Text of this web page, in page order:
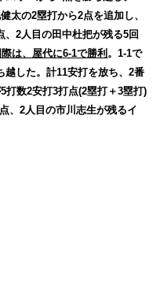
太の2塁打から2点を追加し、
2人目の田中杜把が残る5回
は、屋代に6-1で勝利 。1-1で
越した。計11安打を放ち、2番
打数2安打3打点(2塁打＋3塁打)
、2人目の市川志生が残るイ